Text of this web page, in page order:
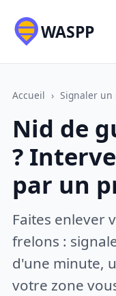
WASPP
Accueil › Signaler un
Nid de
?
par un
Faites enlever
frelons :
d'une minute,
votre zone